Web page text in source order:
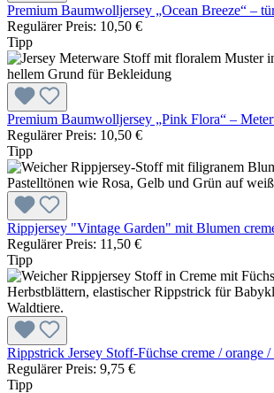
Premium Baumwolljersey „Ocean Breeze“ –
Regulärer Preis: 10,50 €
Tipp
Premium Baumwolljersey „Pink Flora“ –
Regulärer Preis: 10,50 €
Tipp
Rippjersey "Vintage Garden" mit Blumen
Regulärer Preis: 11,50 €
Tipp
Rippstrick Jersey Stoff-Füchse creme / orange /
Regulärer Preis: 9,75 €
Tipp